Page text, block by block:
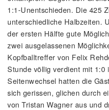
1:1-Unentschieden. Die 425
unterschiedliche Halbzeiten.
der ersten Hälfte gute
zwei ausgelassenen
Kopfballtreffer von Felix
Stunde völlig verdient mit 1:0
Seitenwechsel hatten die
sich gerissen, glichen durch
von Tristan Wagner aus und